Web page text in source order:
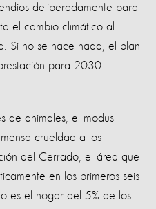
deliberadamente para
el cambio climático al
Si no se hace nada, el plan
para 2030
de animales, el modus
crueldad a los
del Cerrado, el área que
en los primeros seis
es el hogar del 5% de los